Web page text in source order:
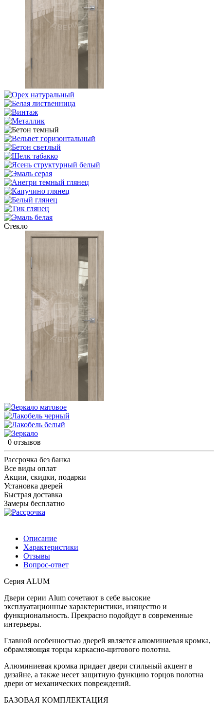
Стекло
0 отзывов
Рассрочка без банка
Все виды оплат
Акции, скидки, подарки
Установка дверей
Быстрая доставка
Замеры бесплатно
Описание
Характеристики
Отзывы
Вопрос-ответ
Серия ALUM
Двери серии Alum сочетают в себе высокие
эксплуатационные характеристики, изящество и
функциональность. Прекрасно подойдут в современные
интерьеры.
Главной особенностью дверей является алюминиевая кромка,
обрамляющая торцы каркасно-щитового полотна.
Алюминиевая кромка придает двери стильный акцент в
дизайне, а также несет защитную функцию торцов полотна
двери от механических повреждений.
БАЗОВАЯ КОМПЛЕКТАЦИЯ